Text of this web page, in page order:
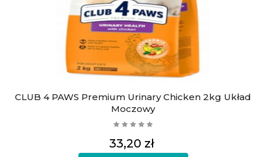
CLUB 4 PAWS Premium Urinary Chicken 2kg Układ
Moczowy
Cena
33,20 zł